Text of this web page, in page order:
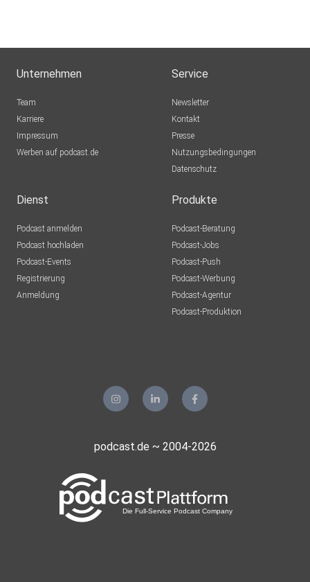
Unternehmen
Team
Karriere
Impressum
Werben auf podcast.de
Service
Newsletter
Kontakt
Presse
Nutzungsbedingungen
Datenschutz
Dienst
Podcast anmelden
Podcast hochladen
Podcast-Events
Registrierung
Anmeldung
Produkte
Podcast-Beratung
Podcast-Jobs
Podcast-Push
Podcast-Werbung
Podcast-Agentur
Podcast-Produktion
podcast.de ~ 2004-2026